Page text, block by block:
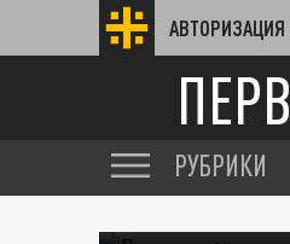
АВТОРИЗАЦИЯ
РУБРИКИ